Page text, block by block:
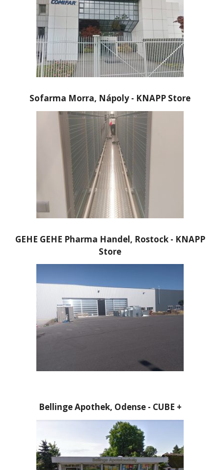
Sofarma Morra, Nápoly - KNAPP Store
GEHE GEHE Pharma Handel, Rostock - KNAPP
Store
Bellinge Apothek, Odense - CUBE +